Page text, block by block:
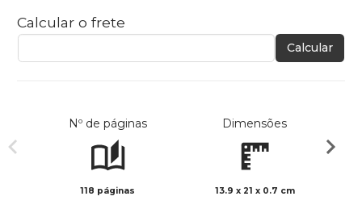
Calcular o frete
Calcular
Nº de páginas
118 páginas
Dimensões
13.9 x 21 x 0.7 cm